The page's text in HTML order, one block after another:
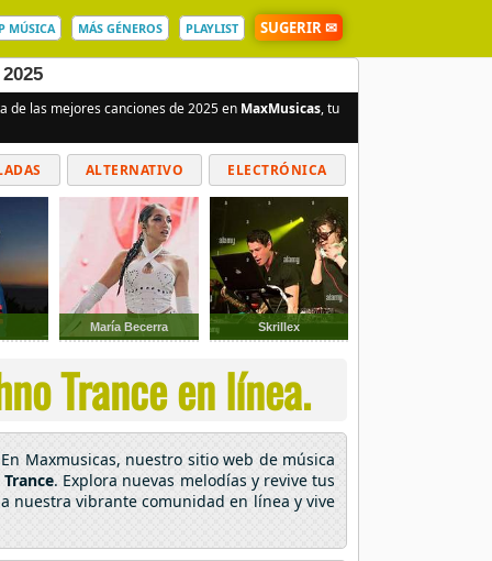
MÚSICA MÁS GÉNEROS PLAYLIST SUGERIR ✉
de las mejores canciones de 2025 en MaxMusicas, tu
ALTERNATIVO ELECTRÓNICA
María Becerra Skrillex
Trance en línea.
Maxmusicas, nuestro sitio web de música
. Explora nuevas melodías y revive tus
nuestra vibrante comunidad en línea y vive